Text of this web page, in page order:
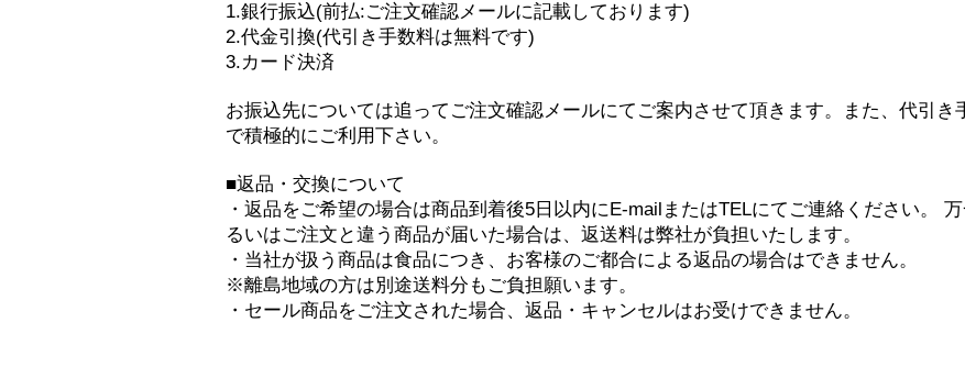
1.銀行振込(前払:ご注文確認メールに記載しております)
2.代金引換(代引き手数料は無料です)
3.カード決済
お振込先については追ってご注文確認メールにてご案内させて頂きます。また、代引き
で積極的にご利用下さい。
■返品・交換について
・返品をご希望の場合は商品到着後5日以内にE-mailまたはTELにてご連絡ください。
るいはご注文と違う商品が届いた場合は、返送料は弊社が負担いたします。
・当社が扱う商品は食品につき、お客様のご都合による返品の場合はできません。
※離島地域の方は別途送料分もご負担願います。
・セール商品をご注文された場合、返品・キャンセルはお受けできません。